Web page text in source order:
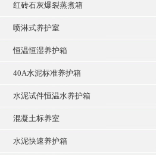
红砖石灰爆裂蒸煮箱
喷淋式养护室
恒温恒湿养护箱
40A水泥标准养护箱
水泥试件恒温水养护箱
混凝土标养室
水泥快速养护箱